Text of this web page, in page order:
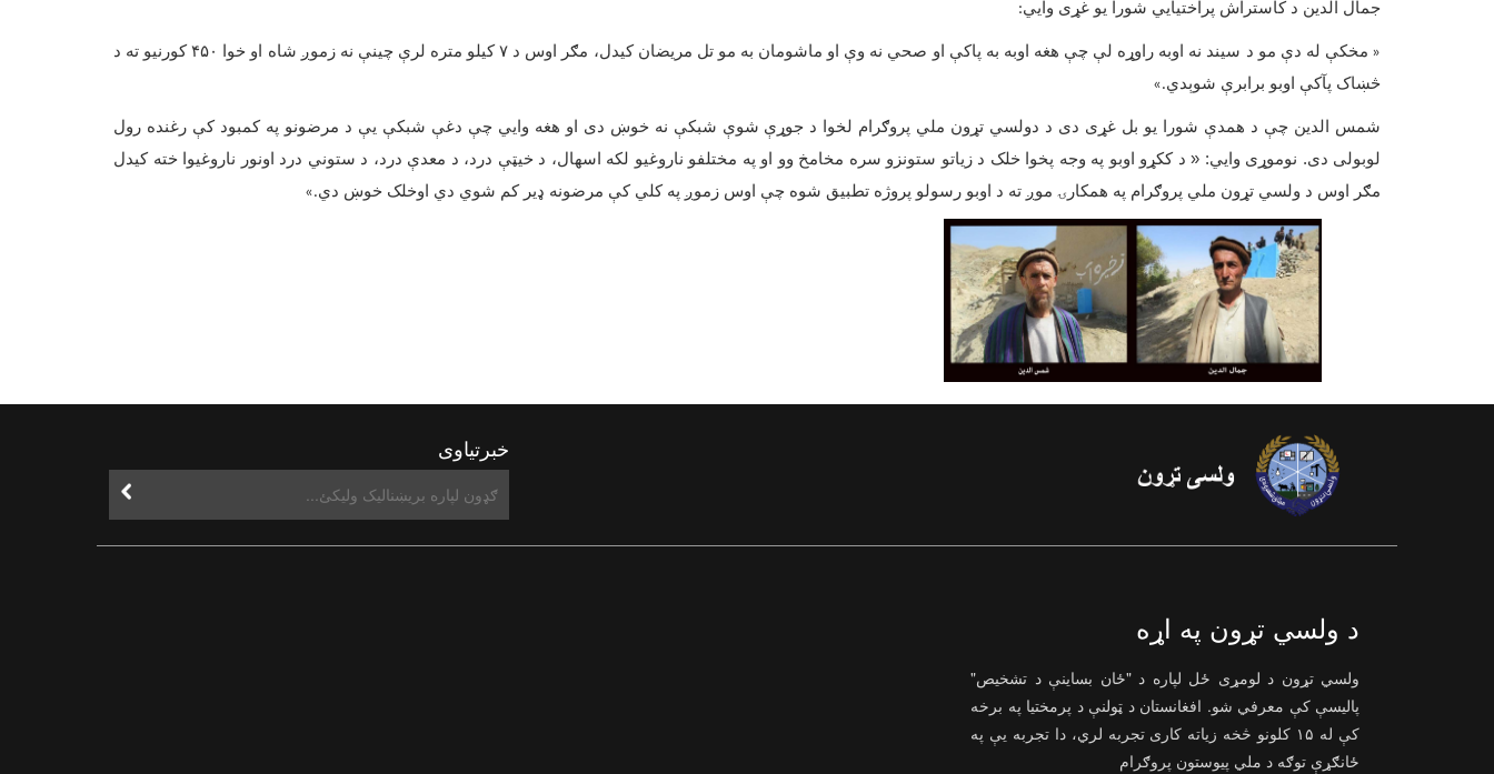
جمال الدین د کاستراش پراختیایي شورا یو غړی وایي:
« مخکې له دې مو د سیند نه اوبه راوړه لې چې هغه اوبه به پاکې او صحي نه وې او ماشومان به مو تل مریضان کیدل، مګر اوس د ۷کیلو متره لرې چینې نه زموږ شاه او خوا ۴۵۰کورنیو ته د
څښاک پآکې اوبو برابرې شوېدي.»
شمس الدین چې د همدې شورا یو بل غړی دی د دولسي تړون ملي پروګرام لخوا د جوړې شوې شبکې نه خوښ دی او هغه وایي چې دغې شبکې یې د مرضونو په کمبود کې رغنده رول
لوبولی دی. نوموړی وایي: « د ککړو اوبو په وجه پخوا خلک د زیاتو ستونزو سره مخامخ وو او په مختلفو ناروغیو لکه اسهال، د خیټې درد، د معدې درد، د ستوني درد اونور ناروغیوا خته کیدل
مګر اوس د ولسي تړون ملي پروګرام په همکارۍ موږ ته د اوبو رسولو پروژه تطبیق شوه چې اوس زموږ په کلي کې مرضونه ډیر کم شوي دي اوخلک خوښ دي.»
خبرتیاوی
د ولسي تړون په اړه
ولسي تړون د لومړی ځل لپاره د "ځان بساینې د تشخیص"
پالیسې کې معرفي شو. افغانستان د ټولنې د پرمختیا په برخه
کې له ۱۵ کلونو څخه زیاته کاری تجربه لري، دا تجربه یې په
ځانګړې توګه د ملي پیوستون پروګرام